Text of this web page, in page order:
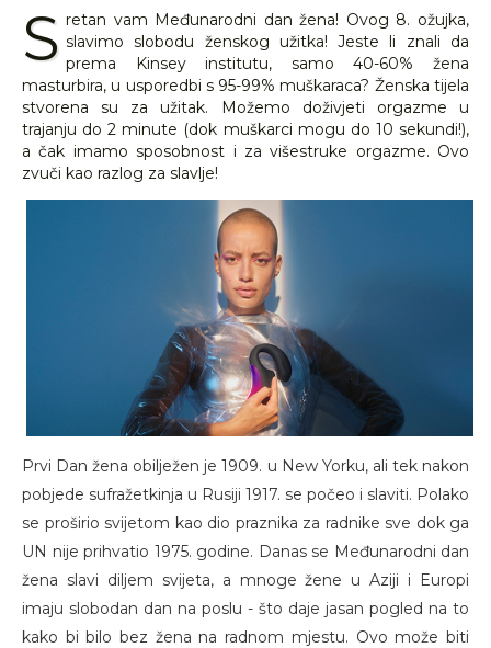
S retan vam Međunarodni dan žena! Ovog 8. ožujka,
slavimo slobodu ženskog užitka! Jeste li znali da
prema Kinsey institutu, samo 40-60% žena
masturbira, u usporedbi s 95-99% muškaraca? Ženska tijela
stvorena su za užitak. Možemo doživjeti orgazme u
trajanju do 2 minute (dok muškarci mogu do 10 sekundi!),
a čak imamo sposobnost i za višestruke orgazme. Ovo
zvuči kao razlog za slavlje!
Prvi Dan žena obilježen je 1909. u New Yorku, ali tek nakon
pobjede sufražetkinja u Rusiji 1917. se počeo i slaviti. Polako
se proširio svijetom kao dio praznika za radnike sve dok ga
UN nije prihvatio 1975. godine. Danas se Međunarodni dan
žena slavi diljem svijeta, a mnoge žene u Aziji i Europi
imaju slobodan dan na poslu - što daje jasan pogled na to
kako bi bilo bez žena na radnom mjestu. Ovo može biti